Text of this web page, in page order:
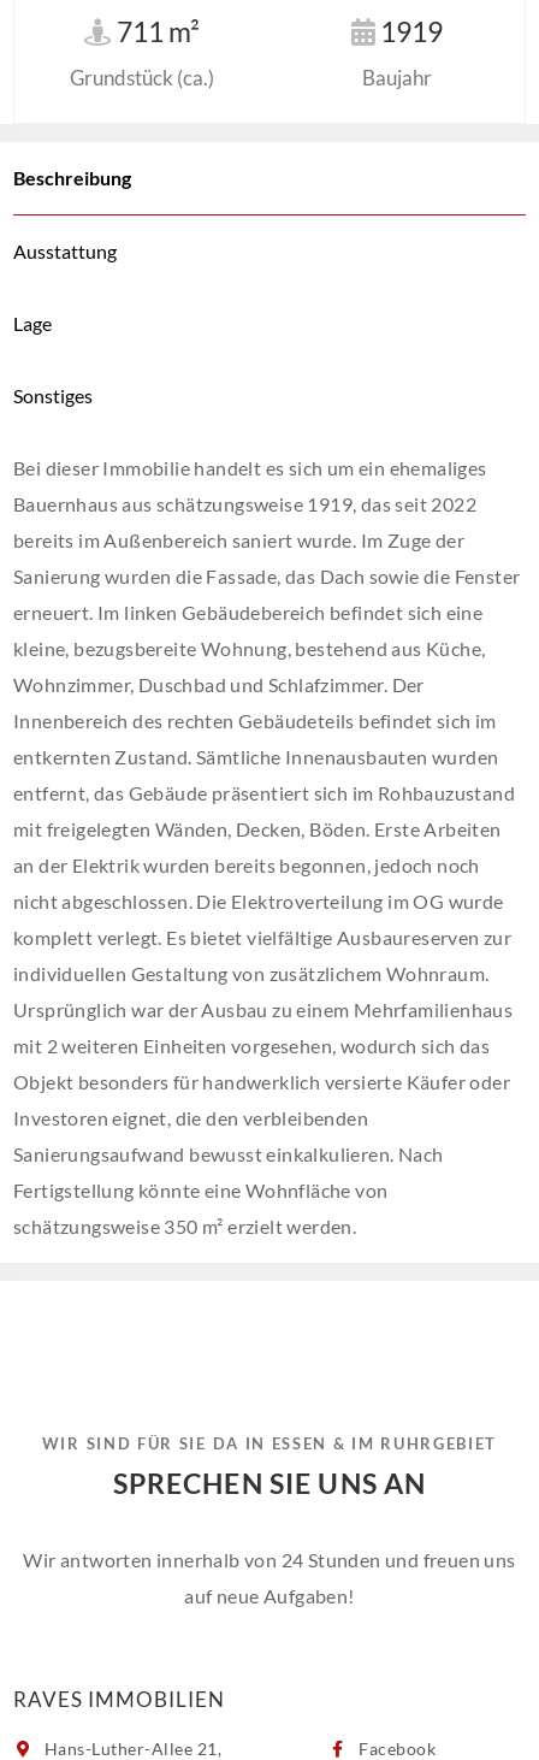
711 m²
Grundstück (ca.)
1919
Baujahr
Beschreibung
Ausstattung
Lage
Sonstiges
Bei dieser Immobilie handelt es sich um ein ehemaliges
Bauernhaus aus schätzungsweise 1919, das seit 2022
bereits im Außenbereich saniert wurde. Im Zuge der
Sanierung wurden die Fassade, das Dach sowie die Fenster
erneuert. Im linken Gebäudebereich befindet sich eine
kleine, bezugsbereite Wohnung, bestehend aus Küche,
Wohnzimmer, Duschbad und Schlafzimmer. Der
Innenbereich des rechten Gebäudeteils befindet sich im
entkernten Zustand. Sämtliche Innenausbauten wurden
entfernt, das Gebäude präsentiert sich im Rohbauzustand
mit freigelegten Wänden, Decken, Böden. Erste Arbeiten
an der Elektrik wurden bereits begonnen, jedoch noch
nicht abgeschlossen. Die Elektroverteilung im OG wurde
komplett verlegt. Es bietet vielfältige Ausbaureserven zur
individuellen Gestaltung von zusätzlichem Wohnraum.
Ursprünglich war der Ausbau zu einem Mehrfamilienhaus
mit 2 weiteren Einheiten vorgesehen, wodurch sich das
Objekt besonders für handwerklich versierte Käufer oder
Investoren eignet, die den verbleibenden
Sanierungsaufwand bewusst einkalkulieren. Nach
Fertigstellung könnte eine Wohnfläche von
schätzungsweise 350 m² erzielt werden.
WIR SIND FÜR SIE DA IN ESSEN & IM RUHRGEBIET
SPRECHEN SIE UNS AN
Wir antworten innerhalb von 24 Stunden und freuen uns
auf neue Aufgaben!
RAVES IMMOBILIEN
Hans-Luther-Allee 21,
Facebook